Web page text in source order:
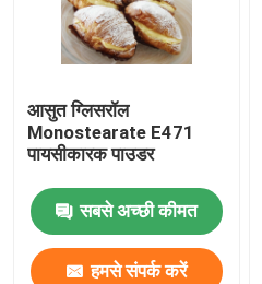
आसुत ग्लिसरॉल
Monostearate E471
पायसीकारक पाउडर
सबसे अच्छी कीमत
हमसे संपर्क करें